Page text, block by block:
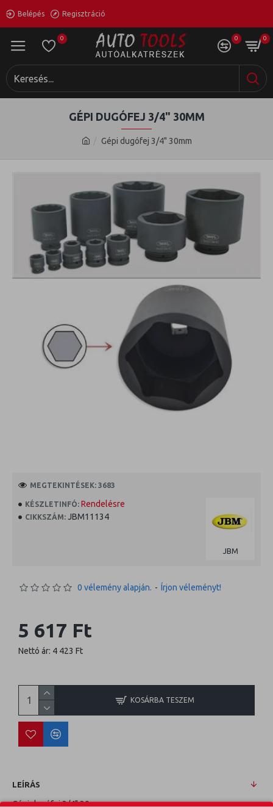
Belépés Regisztráció
0 0 0
Gépi dugófej 3/4" 30mm
GÉPI DUGÓFEJ 3/4" 30MM
KÉSZLETINFÓ: Rendelésre
CIKKSZÁM: JBM11134
JBM
MEGTEKINTÉSEK: 3683
0 vélemény alapján. - Írjon véleményt!
5 617 Ft
Nettó ár: 4 423 Ft
KOSÁRBA TESZEM
LEÍRÁS
Gépi dugófej 3/4" 30mm